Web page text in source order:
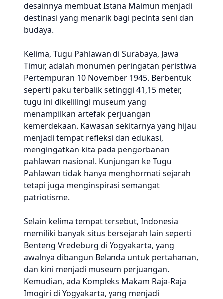
desainnya membuat Istana Maimun menjadi
destinasi yang menarik bagi pecinta seni dan
budaya.
Kelima, Tugu Pahlawan di Surabaya, Jawa
Timur, adalah monumen peringatan peristiwa
Pertempuran 10 November 1945. Berbentuk
seperti paku terbalik setinggi 41,15 meter,
tugu ini dikelilingi museum yang
menampilkan artefak perjuangan
kemerdekaan. Kawasan sekitarnya yang hijau
menjadi tempat refleksi dan edukasi,
mengingatkan kita pada pengorbanan
pahlawan nasional. Kunjungan ke Tugu
Pahlawan tidak hanya menghormati sejarah
tetapi juga menginspirasi semangat
patriotisme.
Selain kelima tempat tersebut, Indonesia
memiliki banyak situs bersejarah lain seperti
Benteng Vredeburg di Yogyakarta, yang
awalnya dibangun Belanda untuk pertahanan,
dan kini menjadi museum perjuangan.
Kemudian, ada Kompleks Makam Raja-Raja
Imogiri di Yogyakarta, yang menjadi